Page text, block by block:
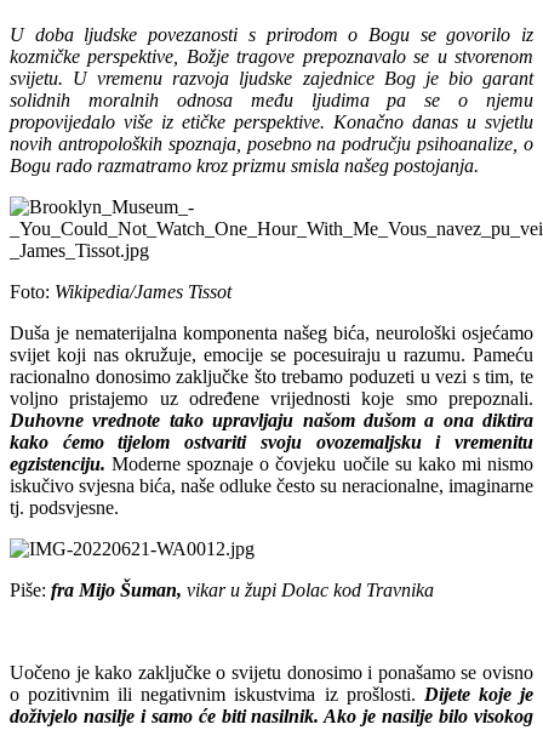
U doba ljudske povezanosti s prirodom o Bogu se govorilo iz
kozmičke perspektive, Božje tragove prepoznavalo se u stvorenom
svijetu. U vremenu razvoja ljudske zajednice Bog je bio garant
solidnih moralnih odnosa među ljudima pa se o njemu
propovijedalo više iz etičke perspektive. Konačno danas u svjetlu
novih antropoloških spoznaja, posebno na području psihoanalize, o
Bogu rado razmatramo kroz prizmu smisla našeg postojanja.
Foto: Wikipedia/James Tissot
Duša je nematerijalna komponenta našeg bića, neurološki osjećamo
svijet koji nas okružuje, emocije se pocesuiraju u razumu. Pameću
racionalno donosimo zaključke što trebamo poduzeti u vezi s tim, te
voljno pristajemo uz određene vrijednosti koje smo prepoznali.
Duhovne vrednote tako upravljaju našom dušom a ona diktira
kako ćemo tijelom ostvariti svoju ovozemaljsku i vremenitu
egzistenciju. Moderne spoznaje o čovjeku uočile su kako mi nismo
iskučivo svjesna bića, naše odluke često su neracionalne, imaginarne
tj. podsvjesne.
Piše: fra Mijo Šuman, vikar u župi Dolac kod Travnika
Uočeno je kako zaključke o svijetu donosimo i ponašamo se ovisno
o pozitivnim ili negativnim iskustvima iz prošlosti. Dijete koje je
doživjelo nasilje i samo će biti nasilnik. Ako je nasilje bilo visokog